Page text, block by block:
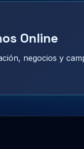
Online
negocios y